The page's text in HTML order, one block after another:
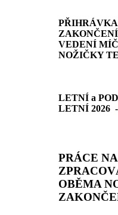
VEDENÍ
NOŽIČKY
LETNÍ a
LETNÍ 2026 -
PRÁCE
OBĚMA